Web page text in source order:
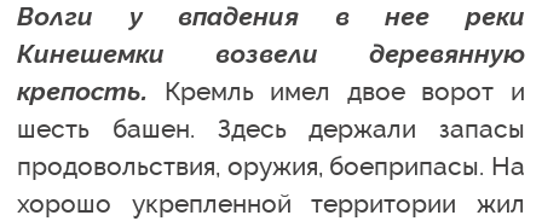
Волги у впадения в нее реки
Кинешемки возвели деревянную
крепость. Кремль имел двое ворот и
шесть башен. Здесь держали запасы
продовольствия, оружия, боеприпасы. На
хорошо укрепленной территории жил